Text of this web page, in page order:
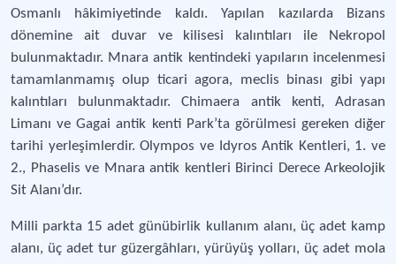
Osmanlı hâkimiyetinde kaldı. Yapılan kazılarda Bizans
dönemine ait duvar ve kilisesi kalıntıları ile Nekropol
bulunmaktadır. Mnara antik kentindeki yapıların incelenmesi
tamamlanmamış olup ticari agora, meclis binası gibi yapı
kalıntıları bulunmaktadır. Chimaera antik kenti, Adrasan
Limanı ve Gagai antik kenti Park’ta görülmesi gereken diğer
tarihi yerleşimlerdir. Olympos ve Idyros Antik Kentleri, 1. ve
2., Phaselis ve Mnara antik kentleri Birinci Derece Arkeolojik
Sit Alanı’dır.
Milli parkta 15 adet günübirlik kullanım alanı, üç adet kamp
alanı, üç adet tur güzergâhları, yürüyüş yolları, üç adet mola